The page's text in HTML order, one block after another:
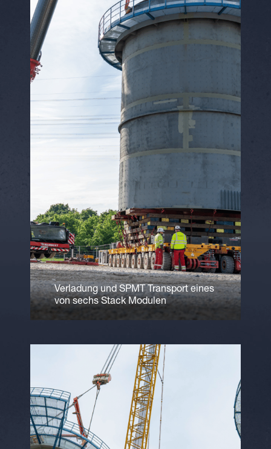
Verladung und SPMT Transport eines
von sechs Stack Modulen